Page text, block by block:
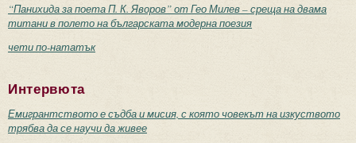
“Панихида за поета П. К. Яворов” от Гео Милев – среща на двама
титани в полето на българската модерна поезия
чети по-нататък
Интервюта
Емигрантството е съдба и мисия, с която човекът на изкуството
трябва да се научи да живее